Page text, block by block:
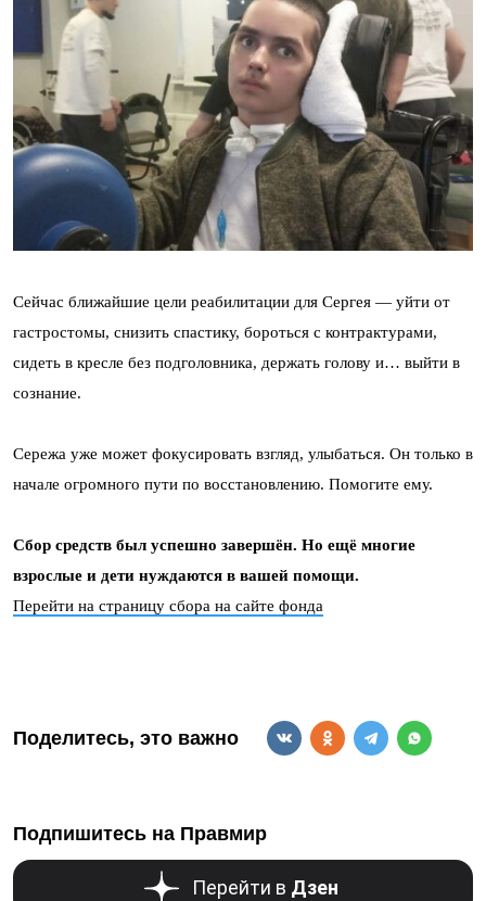
Сейчас ближайшие цели реабилитации для Сергея — уйти от
гастростомы, снизить спастику, бороться с контрактурами,
сидеть в кресле без подголовника, держать голову и… выйти в
сознание.
Сережа уже может фокусировать взгляд, улыбаться. Он только в
начале огромного пути по восстановлению. Помогите ему.
Сбор средств был успешно завершён. Но ещё многие
взрослые и дети нуждаются в вашей помощи.
Перейти на страницу сбора на сайте фонда
Поделитесь, это важно
Подпишитесь на Правмир
Перейти в Дзен